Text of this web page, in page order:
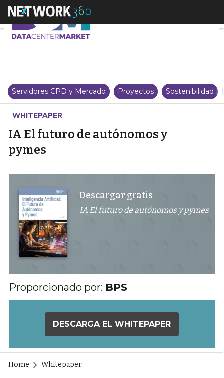
IA El futuro de autónomos y
Servidores CPD y Mercado Proyectos Sostenibilidad
WHITEPAPER
IA El futuro de autónomos y
pymes
Descargar gratis
IA El futuro de autónomos y pymes
Proporcionado por: BPS
DESCARGA EL WHITEPAPER
Home Whitepaper